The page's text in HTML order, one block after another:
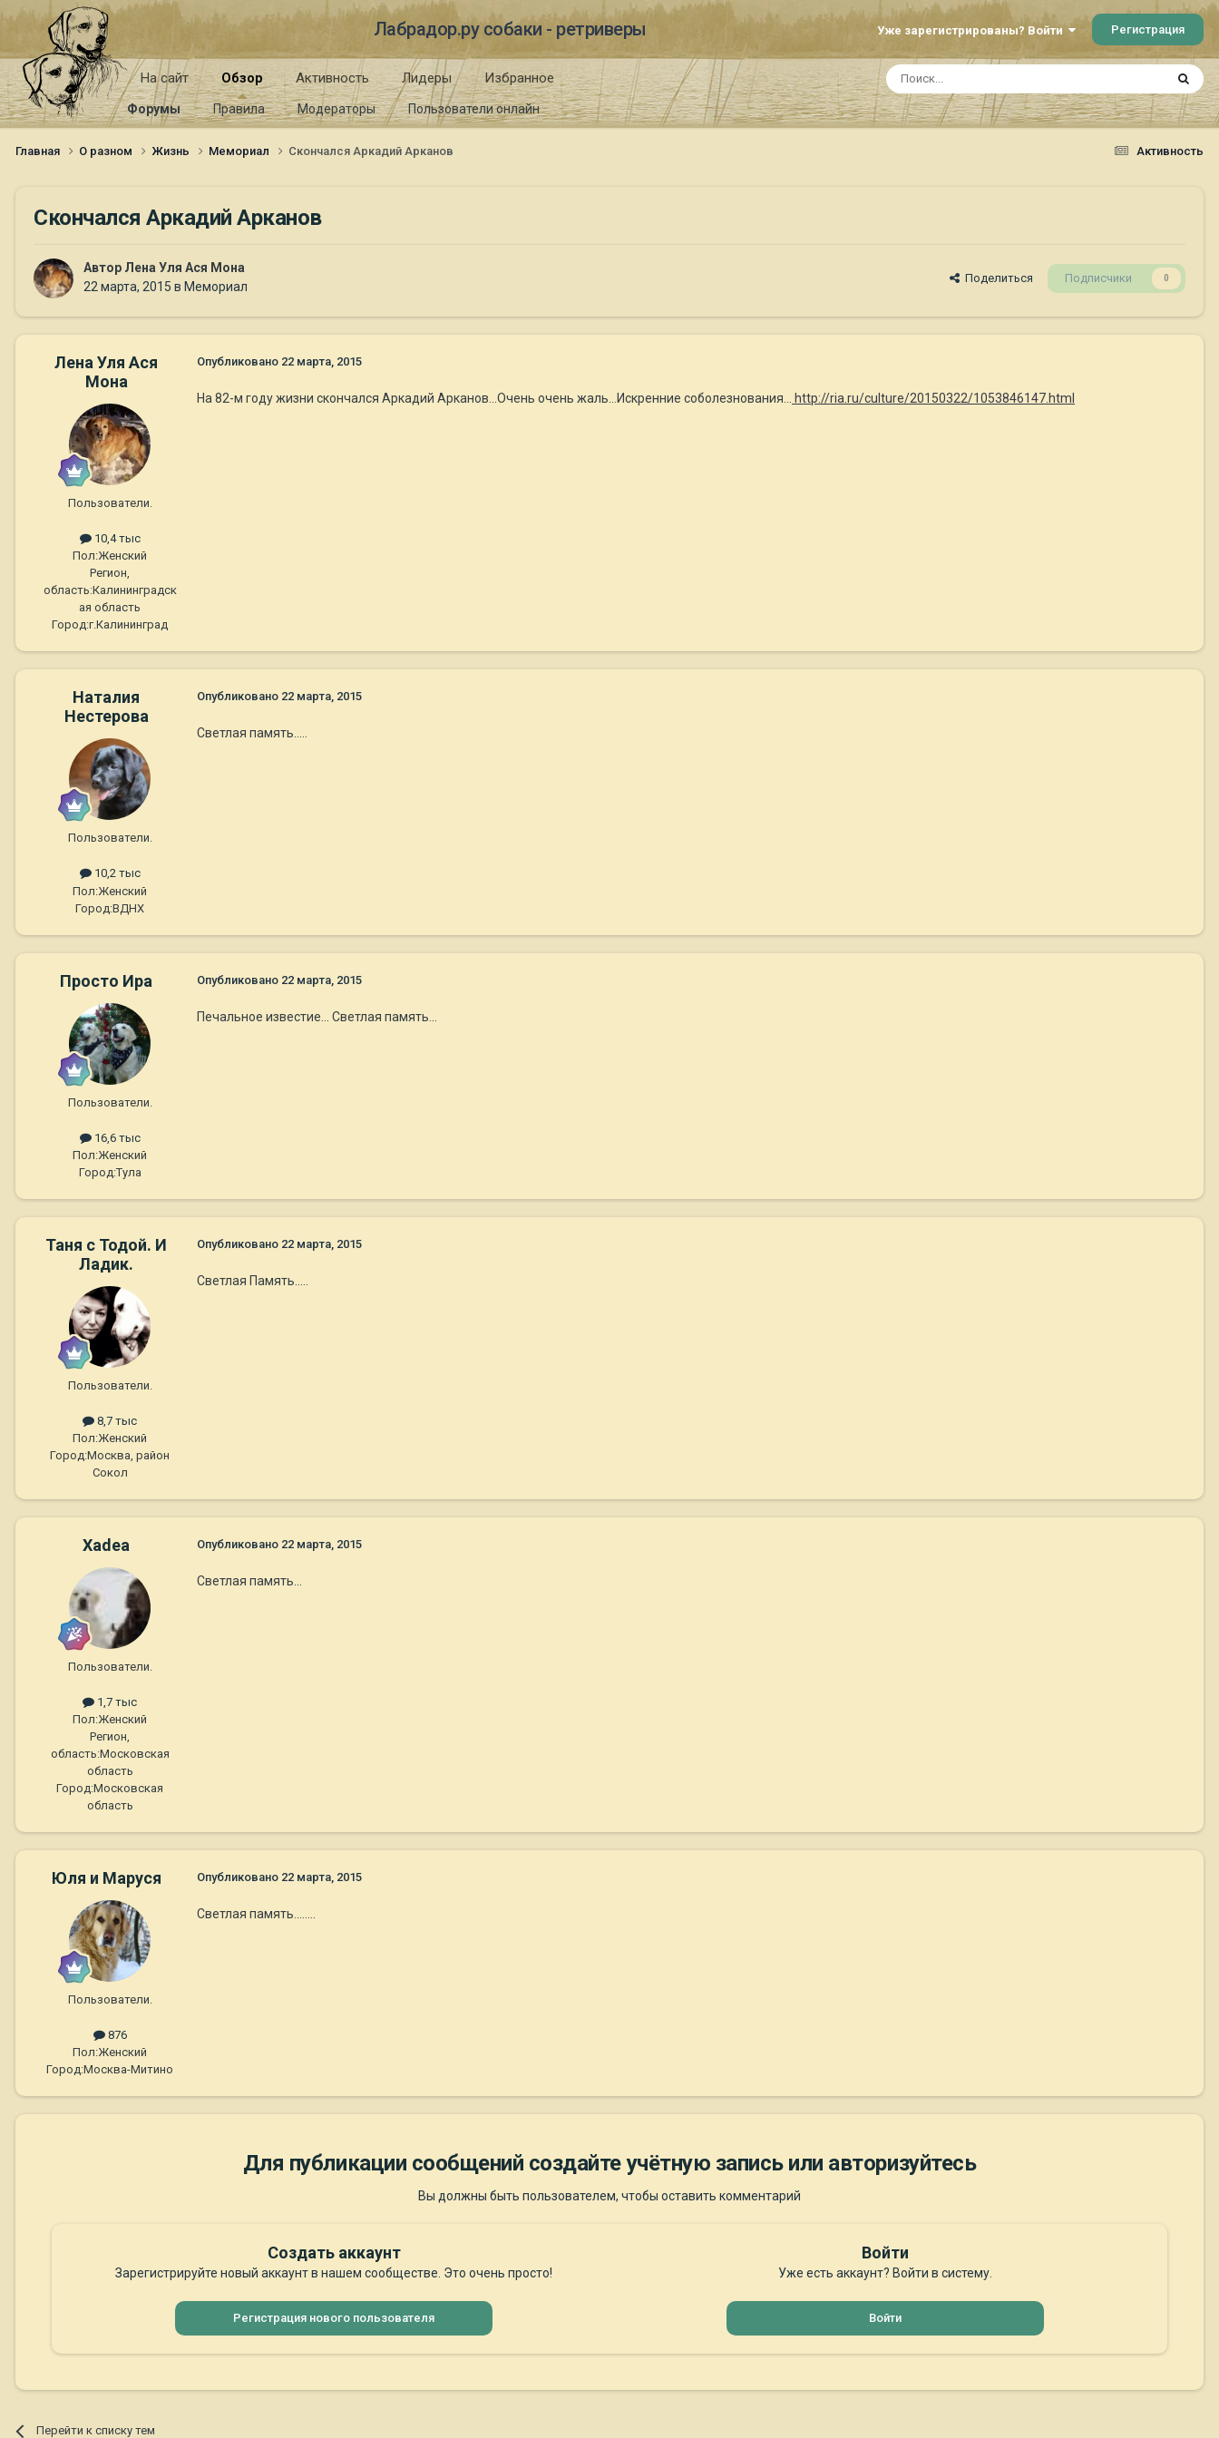
Лабрадор.ру собаки - ретриверы Уже зарегистрированы? Войти Регистрация
На сайт Обзор
Форумы Правила Модераторы Пользователи онлайн
Активность Лидеры Избранное
Активность
Главная О разном Жизнь Мемориал Скончался Аркадий Арканов
Скончался Аркадий Арканов
Автор Лена Уля Ася Мона
22 марта, 2015 в Мемориал
Поделиться Подписчики 0
Лена Уля Ася
Мона
Пользователи.
10,4 тыс
Пол:Женский
Регион,
область:Калининградск
ая область
Город:г.Калининград
Опубликовано 22 марта, 2015
На 82-м году жизни скончался Аркадий Арканов...Очень очень жаль...Искренние соболезнования... http://ria.ru/culture/20150322/1053846147.html
Наталия
Нестерова
Пользователи.
10,2 тыс
Пол:Женский
Город:ВДНХ
Опубликовано 22 марта, 2015
Светлая память.....
Просто Ира
Пользователи.
16,6 тыс
Пол:Женский
Город:Тула
Опубликовано 22 марта, 2015
Печальное известие... Светлая память...
Таня с Тодой. И
Ладик.
Пользователи.
8,7 тыс
Пол:Женский
Город:Москва, район
Сокол
Опубликовано 22 марта, 2015
Светлая Память.....
Xadea
Пользователи.
1,7 тыс
Пол:Женский
Регион,
область:Московская
область
Город:Московская
область
Опубликовано 22 марта, 2015
Светлая память...
Юля и Маруся
Пользователи.
876
Пол:Женский
Город:Москва-Митино
Опубликовано 22 марта, 2015
Светлая память........
Для публикации сообщений создайте учётную запись или авторизуйтесь
Вы должны быть пользователем, чтобы оставить комментарий
Создать аккаунт
Зарегистрируйте новый аккаунт в нашем сообществе. Это очень просто!
Регистрация нового пользователя
Войти
Уже есть аккаунт? Войти в систему.
Войти
Перейти к списку тем